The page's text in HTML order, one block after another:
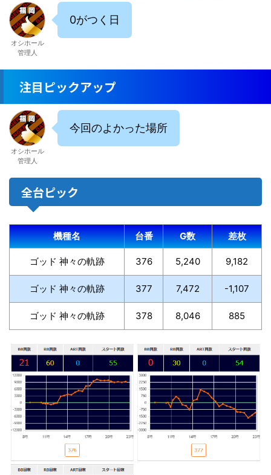
オシホール
管理人
0がつく日
注目ピックアップ
オシホール
管理人
今回のよかった場所
全台ピック
機種名 台番 G数 差枚
ゴッド 神々の軌跡 376 5,240 9,182
ゴッド 神々の軌跡 377 7,472 -1,107
ゴッド 神々の軌跡 378 8,046 885